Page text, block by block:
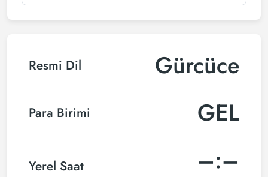
Resmi Dil Gürcüce
Para Birimi GEL
Yerel Saat –:–